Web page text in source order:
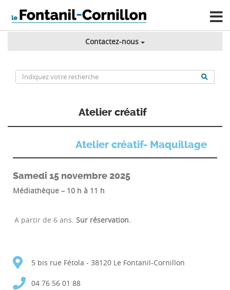
Contactez-nous
Atelier créatif
Atelier créatif- Maquillage
Samedi 15 novembre 2025
Médiathèque – 10 h à 11 h
A partir de 6 ans. Sur réservation.
5 bis rue Fétola - 38120 Le Fontanil-Cornillon
04 76 56 01 88